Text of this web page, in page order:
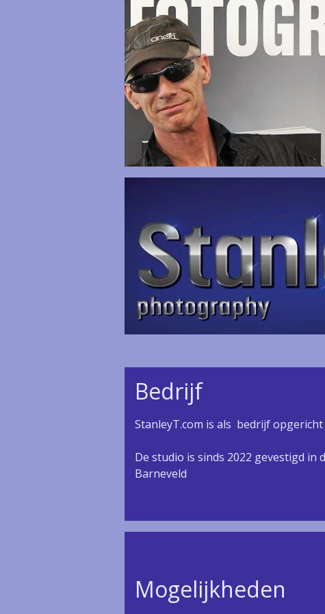
Bedrijf
StanleyT.com is als bedrijf opgericht
De studio is sinds 2022 gevestigd in
Barneveld
Mogelijkheden